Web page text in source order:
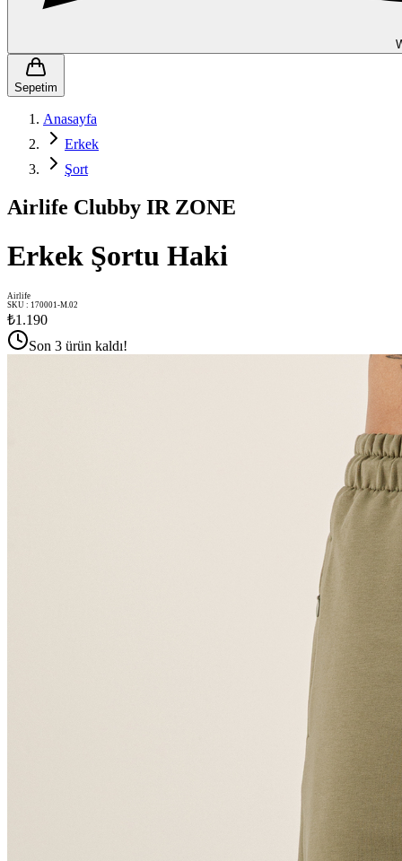
Sepetim
Anasayfa
Erkek
Şort
Airlife Clubby IR ZONE
Erkek Şortu Haki
Airlife
SKU : 170001-M.02
₺1.190
Son 3 ürün kaldı!